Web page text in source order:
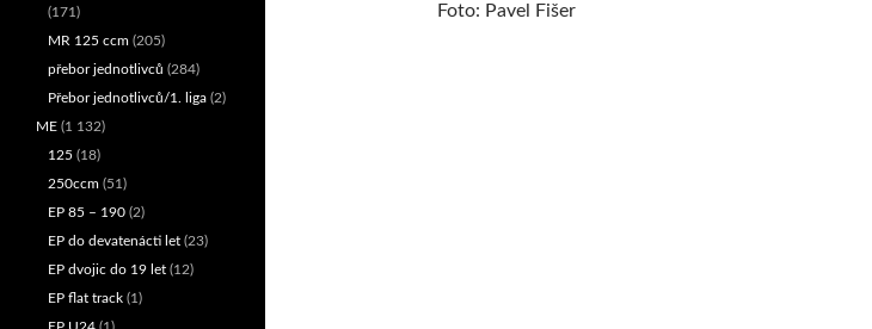
Foto: Pavel Fišer
(171)
MR 125 ccm (205)
přebor jednotlivců (284)
Přebor jednotlivců/1. liga (2)
ME (1 132)
125 (18)
250ccm (51)
EP 85 – 190 (2)
EP do devatenácti let (23)
EP dvojic do 19 let (12)
EP flat track (1)